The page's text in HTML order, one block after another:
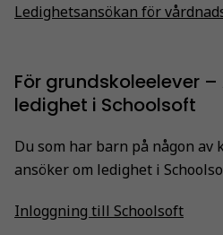
Ledighetsansökan för
För grundskoleelever
ledighet i Schoolsoft
Du som har barn på någon
ansöker om ledighet i
Inloggning till Schoolsoft